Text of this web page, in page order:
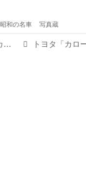
昭和の名車 写真蔵
トヨタ「カローラ」、「カローラ ツーリング」、「カローラ スポーツ」を一部改良。併せて「カローラ」／「カローラ ツーリング」に特別仕様車「アクティブ スポーツ」を設定